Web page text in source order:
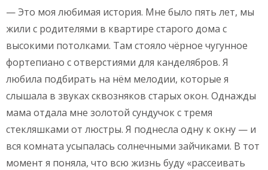
— Это моя любимая история. Мне было пять лет, мы
жили с родителями в квартире старого дома с
высокими потолками. Там стояло чёрное чугунное
фортепиано с отверстиями для канделябров. Я
любила подбирать на нём мелодии, которые я
слышала в звуках сквозняков старых окон. Однажды
мама отдала мне золотой сундучок с тремя
стекляшками от люстры. Я поднесла одну к окну — и
вся комната усыпалась солнечными зайчиками. В тот
момент я поняла, что всю жизнь буду «рассеивать